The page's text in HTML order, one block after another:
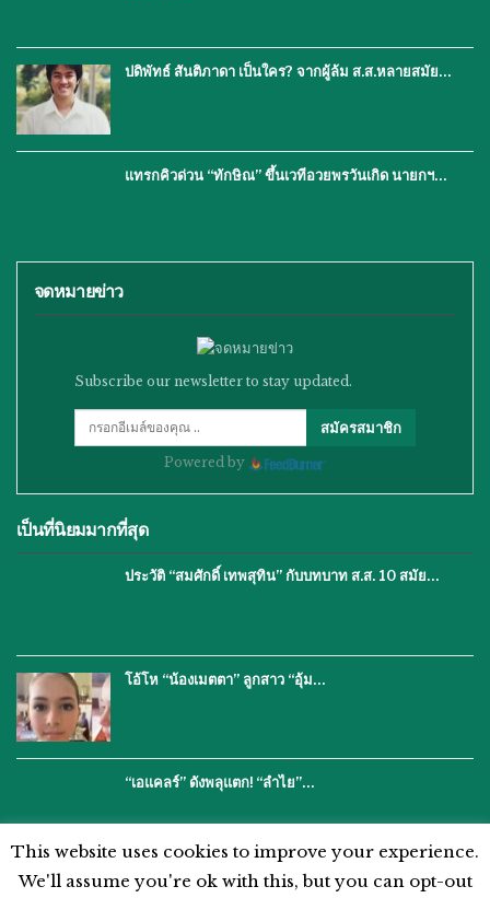
ปดิพัทธ์ สันติภาดา เป็นใคร? จากผู้ล้ม ส.ส.หลายสมัย…
แทรกคิวด่วน “ทักษิณ” ขึ้นเวทีอวยพรวันเกิด นายกฯ…
จดหมายข่าว
Subscribe our newsletter to stay updated.
สมัครสมาชิก
Powered by
เป็นที่นิยมมากที่สุด
ประวัติ “สมศักดิ์ เทพสุทิน” กับบทบาท ส.ส. 10 สมัย…
โอ้โห “น้องเมตตา” ลูกสาว “อุ้ม…
“เอแคลร์” ดังพลุแตก! “ลำไย”…
This website uses cookies to improve your experience.
We'll assume you're ok with this, but you can opt-out